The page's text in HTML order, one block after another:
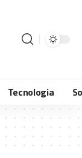
Tecnologia